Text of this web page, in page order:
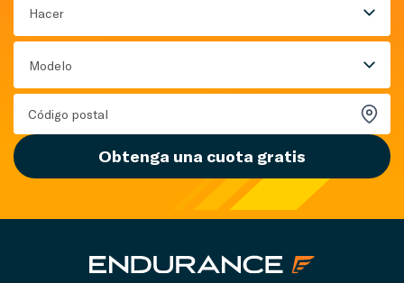
Hacer
Modelo
Obtenga una cuota gratis